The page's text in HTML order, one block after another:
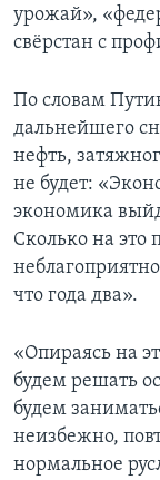
урожай»,
свёрстан с
По словам
дальнейшего
нефть,
не будет:
экономика
Сколько на это
что года два».
«Опираясь на
будем решать
будем
неизбежно,
нормальное